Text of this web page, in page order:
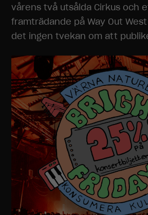
vårens två utsålda Cirkus och
framträdande på Way Out
det ingen tvekan om att